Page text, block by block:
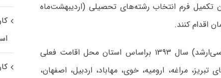
تکمیل فرم انتخاب رشته‌های تحصیلی (اردیبهشت‌ماه
محل آزمون ورودی تحصیلات تکمیلی (کارشناسی‌ارشد) سال‌ ۱۳۹۳ براساس استان محل اقامت فعلی
مراغه، ارومیه، خوی، مهاباد، اردبیل، اصفهان،